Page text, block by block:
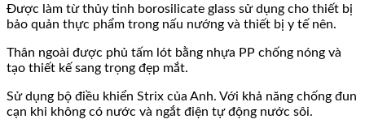
là:
1.590.000₫.
tại
là:
Được làm từ thủy tinh borosilicate glass sử dụng cho thiết bị
bảo quản thực phẩm trong nấu nướng và thiết bị y tế nên.
Thân ngoài được phủ tấm lót bằng nhựa PP chống nóng và
tạo thiết kế sang trọng đẹp mắt.
Sử dụng bộ điều khiển Strix của Anh. Với khả năng chống đun
cạn khi không có nước và ngắt điện tự động nước sôi.